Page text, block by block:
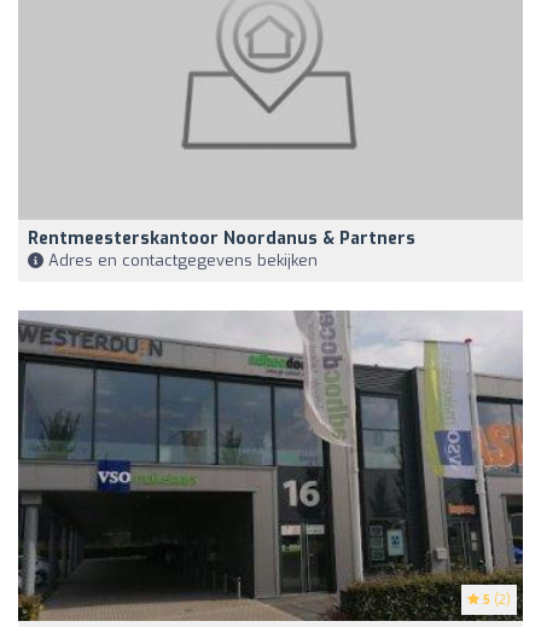
Rentmeesterskantoor Noordanus & Partners
Adres en contactgegevens bekijken
5 (2)